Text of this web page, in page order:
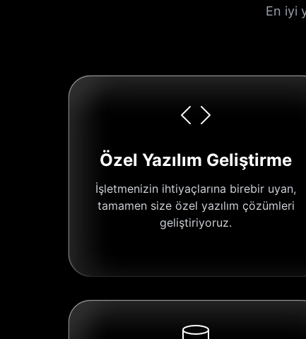
En iyi
Özel Yazılım Geliştirme
İşletmenizin ihtiyaçlarına birebir uyan,
tamamen size özel yazılım çözümleri
geliştiriyoruz.